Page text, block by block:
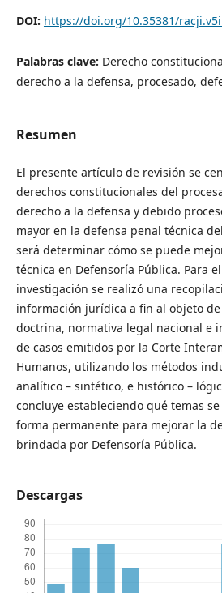
DOI: https://doi.org/10.35381/
Palabras clave: Derecho
derecho a la defensa, procesado,
Resumen
El presente artículo de revisión se
derechos constitucionales del
derecho a la defensa y debido
mayor en la defensa penal técnica
será determinar cómo se puede
técnica en Defensoría Pública. Para
investigación se realizó una
información jurídica a fin al objeto
doctrina, normativa legal nacional e
de casos emitidos por la Corte
Humanos, utilizando los métodos
analítico – sintético, e histórico –
concluye estableciendo qué temas
forma permanente para mejorar la
brindada por Defensoría Pública.
Descargas